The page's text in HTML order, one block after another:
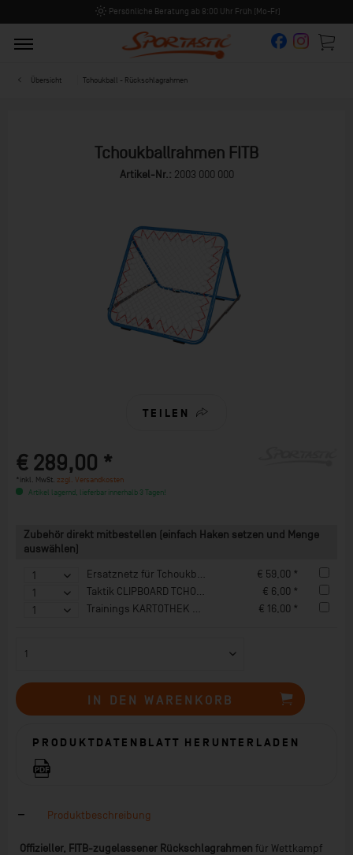
Persönliche Beratung ab 8:00 Uhr Früh (Mo-Fr)
Übersicht Tchoukball - Rückschlagrahmen
Tchoukballrahmen FITB
Artikel-Nr.: 2003 000 000
TEILEN
€ 289,00 *
*inkl. MwSt. zzgl. Versandkosten
Artikel lagernd, lieferbar innerhalb 3 Tagen!
Zubehör direkt mitbestellen (einfach Haken setzen und Menge
auswählen)
Ersatznetz für Tchoukballrahmen FITB
€ 59,00 *
Taktik CLIPBOARD TCHOUKBALL - AVL
€ 6,00 *
Trainings KARTOTHEK REBOUNDER
€ 16,00 *
IN DEN WARENKORB
PRODUKTDATENBLATT HERUNTERLADEN
Produktbeschreibung
Offizieller, FITB-zugelassener Rückschlagrahmen für Wettkampf